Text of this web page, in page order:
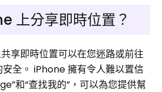
上分享即時位置？
享即時位置可以在您迷路或前往
全。 iPhone 擁有令人難以置信
和“查找我的”，可以為您提供幫